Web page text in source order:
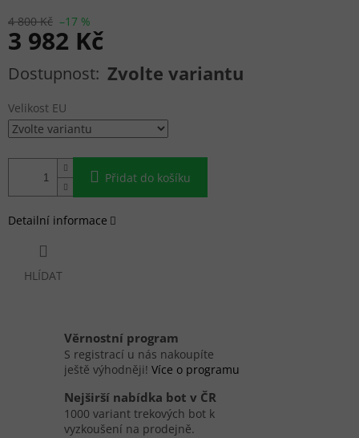
4 800 Kč –17 %
3 982 Kč
Měrná cena: Zvolte variantu
Velikost EU
Přidat do košíku
Detailní informace
HLÍDAT
Věrnostní program
S registrací u nás nakoupíte
ještě výhodněji! Více o programu
Nejširší nabídka bot v ČR
1000 variant trekových bot k
vyzkoušení na prodejně.